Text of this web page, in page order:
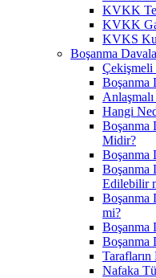
KVKK
KVKK
KVKS
Boşanma
Çekişmeli
Boşanma
Hangi
Boşanma
Midir?
Boşanma
Boşanma
Edilebilir
Boşanma
mi?
Boşanma
Boşanma
Tarafların
Nafaka